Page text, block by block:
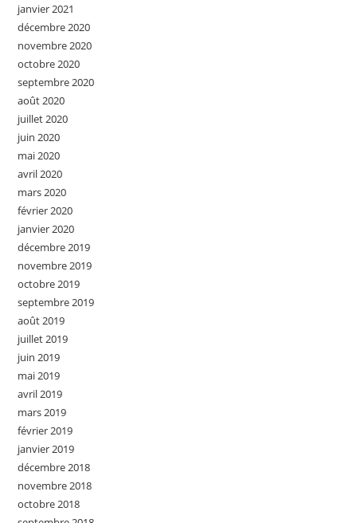
janvier 2021
décembre 2020
novembre 2020
octobre 2020
septembre 2020
août 2020
juillet 2020
juin 2020
mai 2020
avril 2020
mars 2020
février 2020
janvier 2020
décembre 2019
novembre 2019
octobre 2019
septembre 2019
août 2019
juillet 2019
juin 2019
mai 2019
avril 2019
mars 2019
février 2019
janvier 2019
décembre 2018
novembre 2018
octobre 2018